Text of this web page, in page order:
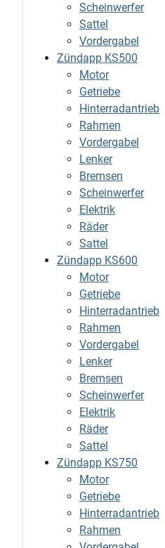
Scheinwerfer
Sattel
Vordergabel
Zündapp KS500
Motor
Getriebe
Hinterradantrieb
Rahmen
Vordergabel
Lenker
Bremsen
Scheinwerfer
Elektrik
Räder
Sattel
Zündapp KS600
Motor
Getriebe
Hinterradantrieb
Rahmen
Vordergabel
Lenker
Bremsen
Scheinwerfer
Elektrik
Räder
Sattel
Zündapp KS750
Motor
Getriebe
Hinterradantrieb
Rahmen